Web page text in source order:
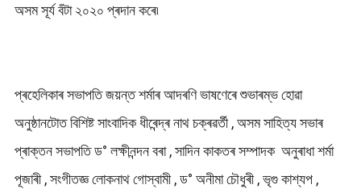
অসম সূৰ্য বঁটা ২০২০ প্ৰদান কৰে৷
প্ৰহেলিকাৰ সভাপতি জয়ন্ত শৰ্মাৰ আদৰণি ভাষণেৰে শুভাৰম্ভ হোৱা
অনুষ্ঠানটোত বিশিষ্ট সাংবাদিক ধীৰেন্দ্ৰ নাথ চক্ৰৱৰ্তী , অসম সাহিত্য সভাৰ
প্ৰাক্তন সভাপতি ড° লক্ষীনন্দন বৰা , সাদিন কাকতৰ সম্পাদক অনুৰাধা শৰ্মা
পূজাৰী , সংগীতজ্ঞ লোকনাথ গোস্বামী , ড° অনীমা চৌধুৰী , ভৃগু কাশ্যপ ,